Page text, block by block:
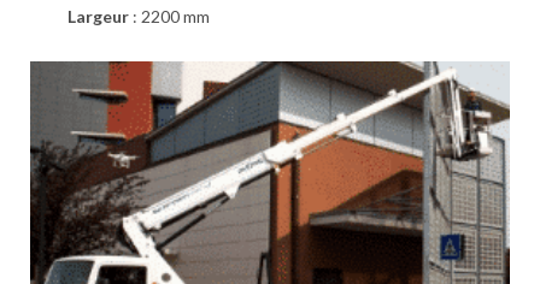
Largeur : 2200 mm